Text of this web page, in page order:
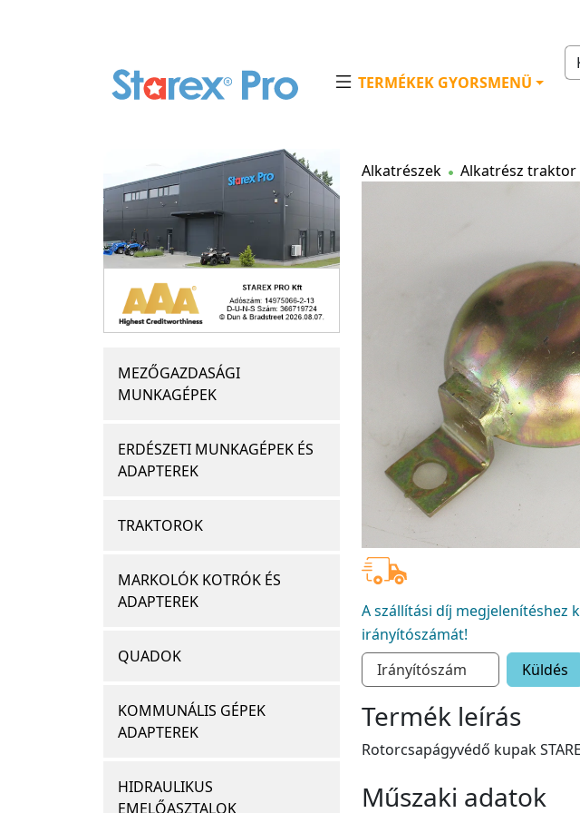
TERMÉKEK GYORSMENÜ
MEZŐGAZDASÁGI
MUNKAGÉPEK
ERDÉSZETI MUNKAGÉPEK ÉS
ADAPTEREK
TRAKTOROK
MARKOLÓK KOTRÓK ÉS
ADAPTEREK
QUADOK
KOMMUNÁLIS GÉPEK
ADAPTEREK
HIDRAULIKUS
EMELŐASZTALOK
Alkatrészek Alkatrész traktor
A szállítási díj megjelenítéshez
irányítószámát!
Küldés
Termék leírás
Rotorcsapágyvédő kupak
Műszaki adatok